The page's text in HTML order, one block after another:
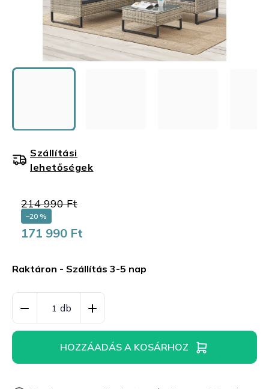
214 990 Ft
–20 %
171 990 Ft
Raktáron - Szállítás 3-5 nap
Szállítási
lehetőségek
HOZZÁADÁS A KOSÁRHOZ